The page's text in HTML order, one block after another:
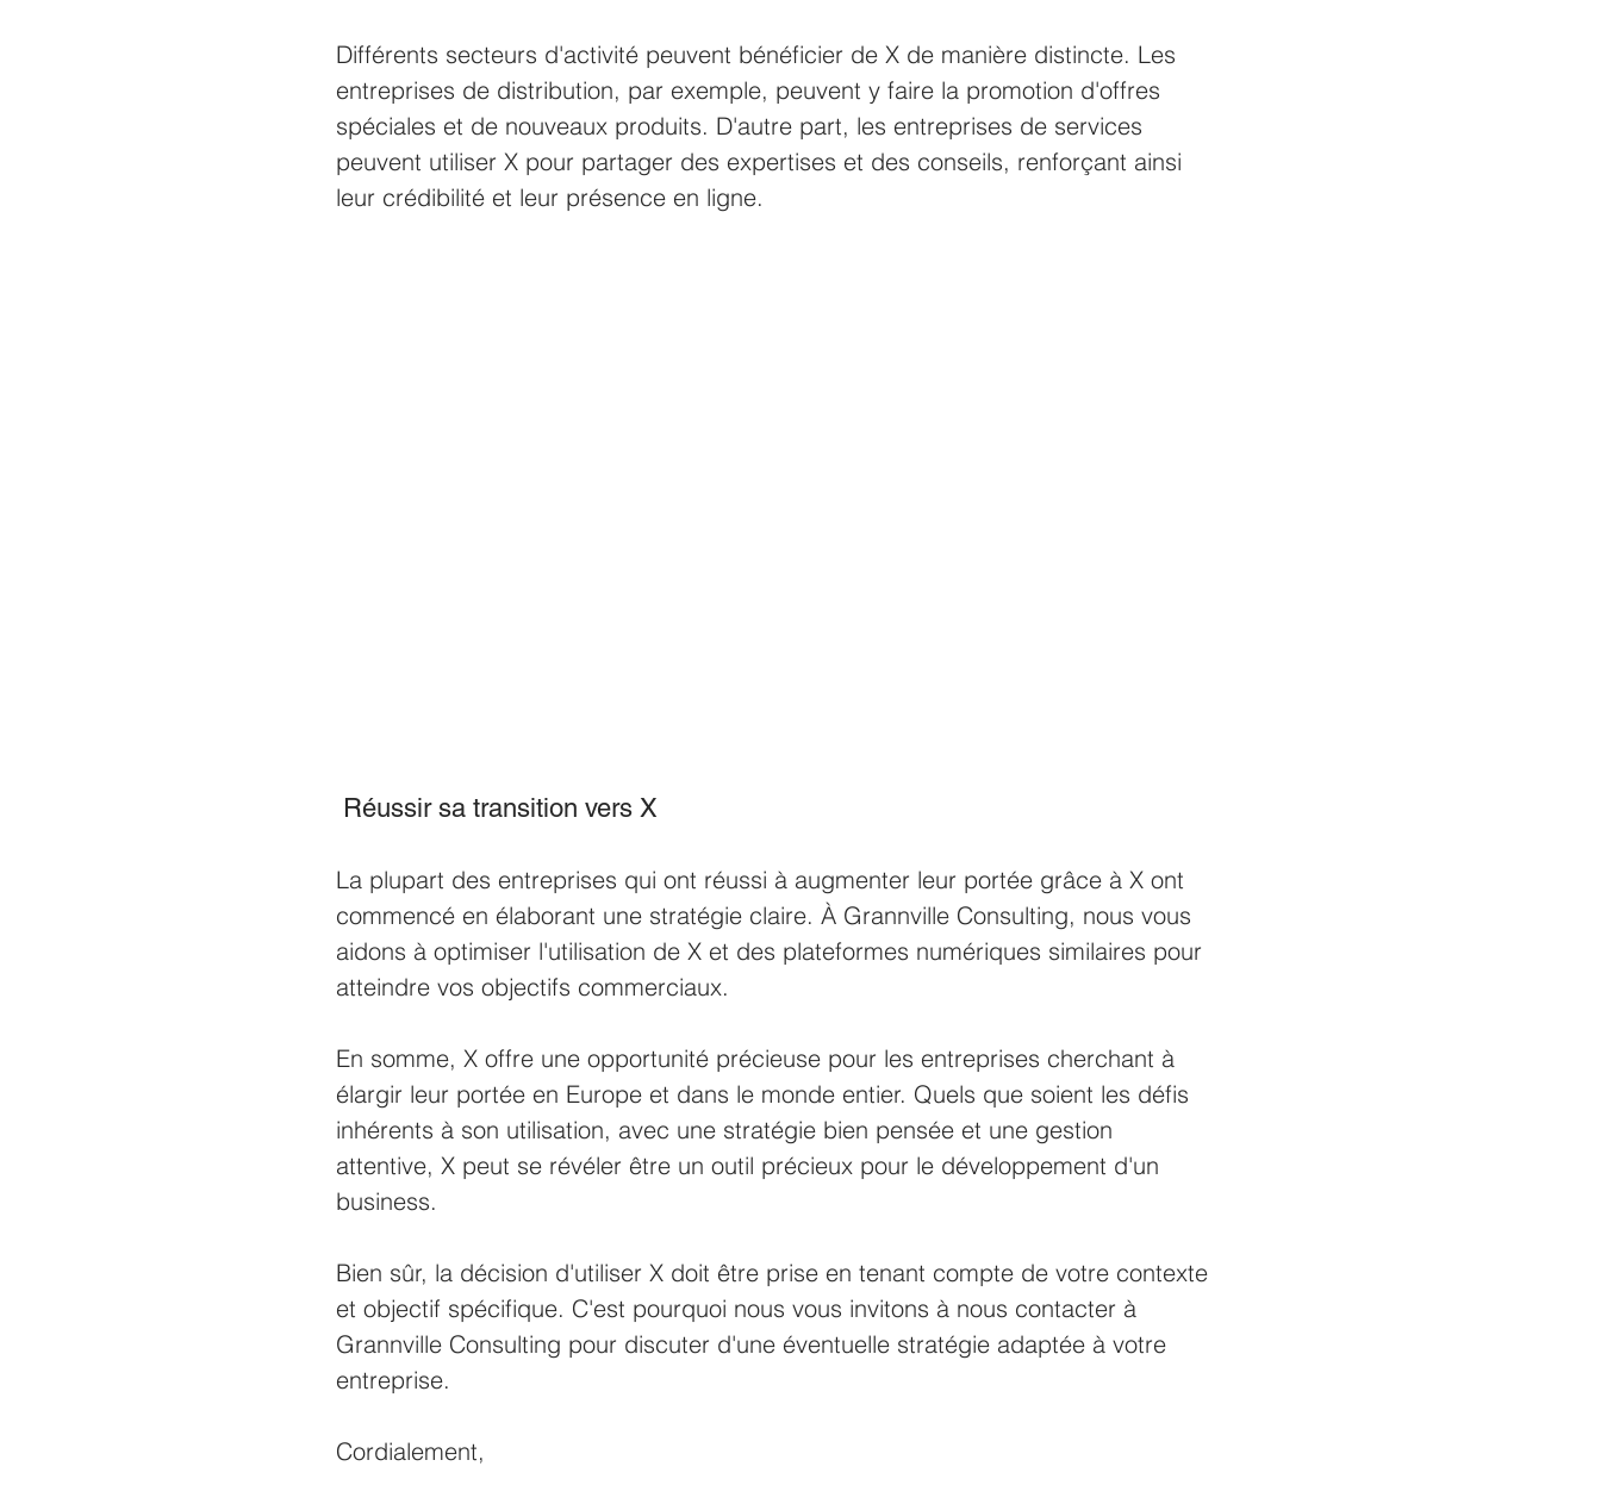
Différents secteurs d'activité peuvent bénéficier de X de manière distincte. Les
entreprises de distribution, par exemple, peuvent y faire la promotion d'offres
spéciales et de nouveaux produits. D'autre part, les entreprises de services
peuvent utiliser X pour partager des expertises et des conseils, renforçant ainsi
leur crédibilité et leur présence en ligne.
Réussir sa transition vers X
La plupart des entreprises qui ont réussi à augmenter leur portée grâce à X ont
commencé en élaborant une stratégie claire. À Grannville Consulting, nous vous
aidons à optimiser l'utilisation de X et des plateformes numériques similaires pour
atteindre vos objectifs commerciaux.
En somme, X offre une opportunité précieuse pour les entreprises cherchant à
élargir leur portée en Europe et dans le monde entier. Quels que soient les défis
inhérents à son utilisation, avec une stratégie bien pensée et une gestion
attentive, X peut se révéler être un outil précieux pour le développement d'un
business.
Bien sûr, la décision d'utiliser X doit être prise en tenant compte de votre contexte
et objectif spécifique. C'est pourquoi nous vous invitons à nous contacter à
Grannville Consulting pour discuter d'une éventuelle stratégie adaptée à votre
entreprise.
Cordialement,